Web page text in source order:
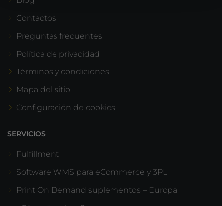
Contactos
Preguntas frecuentes
Política de privacidad
Términos y condiciones
Mapa del sitio
Configuración de cookies
SERVICIOS
Fulfillment
Software WMS para eCommerce y 3PL
Print On Demand suplementos – Europa